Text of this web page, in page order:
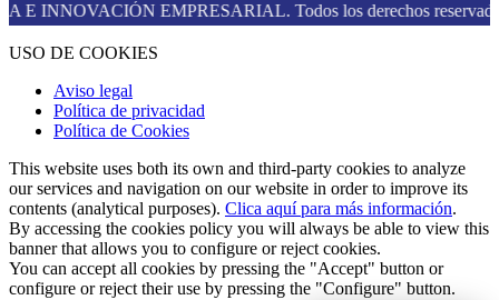
EMPRESARIAL. Todos los derechos reservados.
USO DE COOKIES
Aviso legal
Política de privacidad
Política de Cookies
This website uses both its own and third-party cookies to analyze
our services and navigation on our website in order to improve its
contents (analytical purposes). Clica aquí para más información.
By accessing the cookies policy you will always be able to view this
banner that allows you to configure or reject cookies.
You can accept all cookies by pressing the "Accept" button or
configure or reject their use by pressing the "Configure" button.